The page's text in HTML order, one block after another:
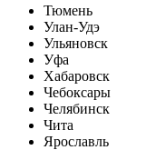
Тюмень
Улан-Удэ
Ульяновск
Уфа
Хабаровск
Чебоксары
Челябинск
Чита
Ярославль